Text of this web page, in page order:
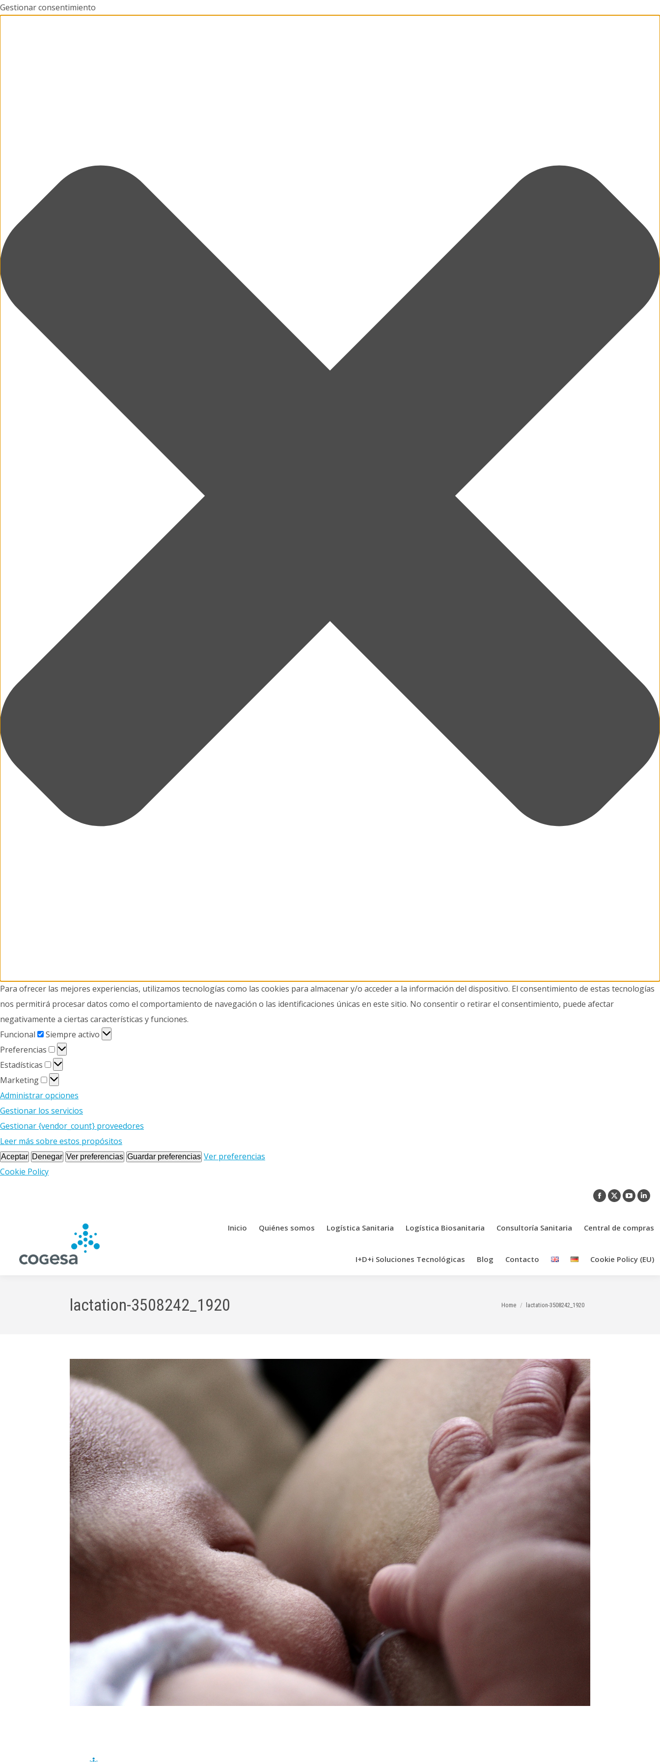
Gestionar consentimiento
Para ofrecer las mejores experiencias, utilizamos tecnologías como las cookies para almacenar y/o acceder a la información del dispositivo. El consentimiento de estas tecnologías
nos permitirá procesar datos como el comportamiento de navegación o las identificaciones únicas en este sitio. No consentir o retirar el consentimiento, puede afectar
negativamente a ciertas características y funciones.
Funcional
Funcional
Siempre activo
Preferencias
Preferencias
Estadísticas
Estadísticas
Marketing
Marketing
Administrar opciones
Gestionar los servicios
Gestionar {vendor_count} proveedores
Leer más sobre estos propósitos
Aceptar Denegar Ver preferencias Guardar preferencias Ver preferencias
Cookie Policy
Facebook
opens
window
X
opens
window
opens
window
Inicio Quiénes somos Logística Sanitaria Logística Biosanitaria Consultoría Sanitaria Central de compras
I+D+i Soluciones Tecnológicas Blog Contacto Cookie Policy (EU)
lactation-3508242_1920 You are here:
Home lactation-3508242_1920